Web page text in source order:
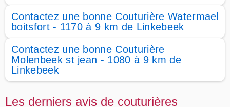
Contactez une bonne Couturière Watermael
boitsfort - 1170 à 9 km de Linkebeek
Contactez une bonne Couturière
Molenbeek st jean - 1080 à 9 km de
Linkebeek
Les derniers avis de couturières